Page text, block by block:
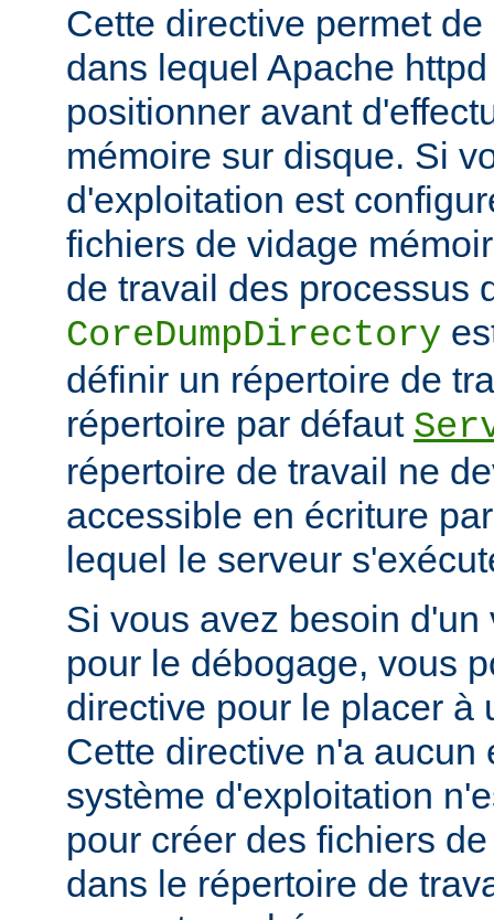
Cette directive permet
dans lequel Apache
positionner avant
mémoire sur disque. Si
d'exploitation est
fichiers de vidage
de travail des processus
CoreDumpDirectory
définir un répertoire de
répertoire par défaut
répertoire de travail ne
accessible en écriture
lequel le serveur
Si vous avez besoin
pour le débogage, vous
directive pour le placer à
Cette directive n'a aucun
système d'exploitation
pour créer des fichiers
dans le répertoire de